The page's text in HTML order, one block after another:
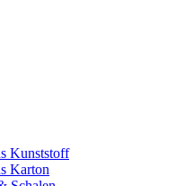
Kunststoff
Karton